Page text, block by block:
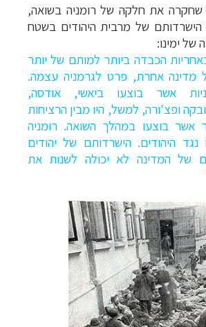
שחקרה את חלקהּ של רומניה בשואה,
של מרבית היהודים בשטח
של ימינו:
הכבדה ביותר למותם של יותר
מדינה אחרת, פרט לגרמניה עצמהּ.
אשר בוצעו ביאשי, אודסה,
ופצ'ורה, למשל, היו מבין הרציחות
אשר בוצעו במהלך השואה. רומניה
היהודים. הישרדותם של יהודים
של המדינה לא יכולה לשנות את